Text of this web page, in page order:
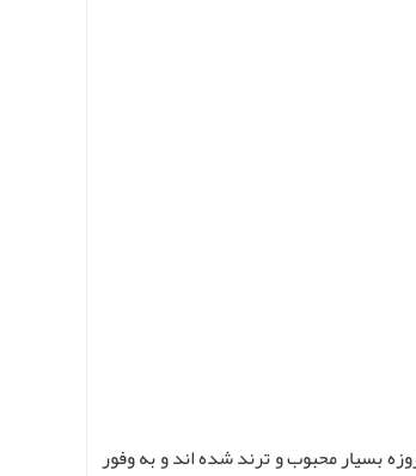
بسیار محبوب و ترند شده اند و به وفور